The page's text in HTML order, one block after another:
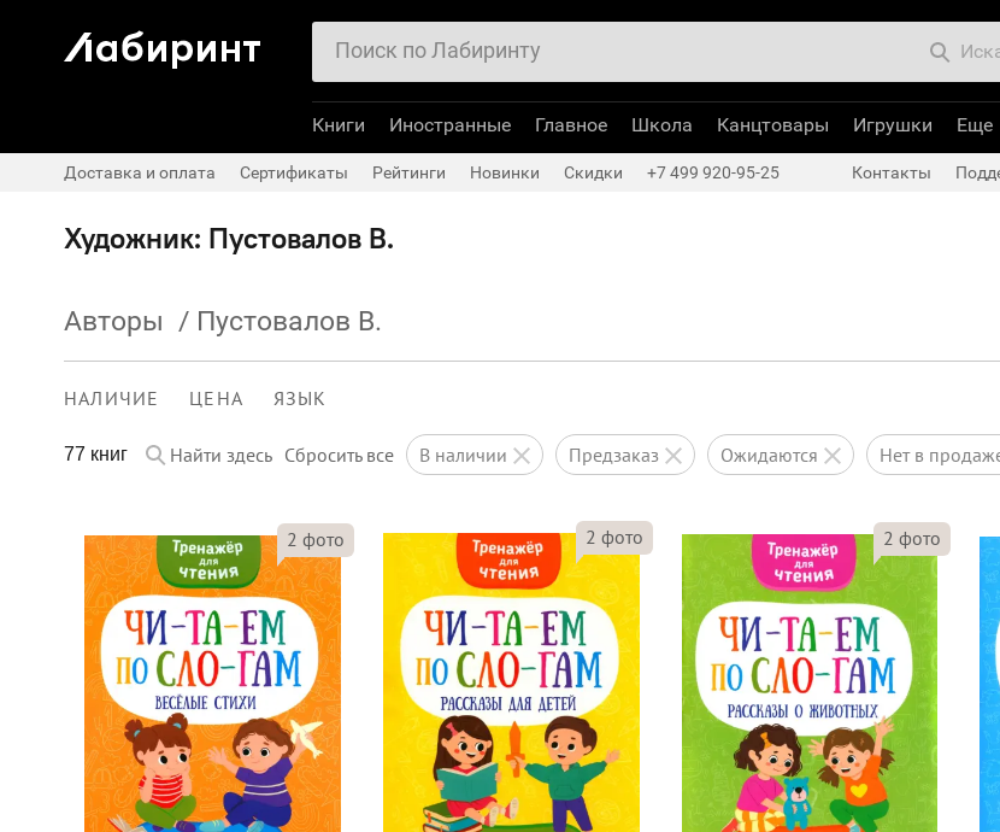
Художник: Пустовалов В.
Авторы / Пустовалов В.
НАЛИЧИЕ ЦЕНА ЯЗЫК
77 книг Найти здесь Сбросить все в наличии предзаказ ожидаются нет в
2 фото 2 фото 2 фото
Книги Иностранные Главное Школа Канцтовары Игрушки Еще
Доставка и оплата Сертификаты Рейтинги Новинки Скидки +7 499 920-95-25 Контакты